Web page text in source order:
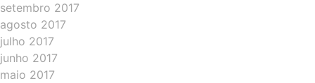
setembro 2017
agosto 2017
julho 2017
junho 2017
maio 2017